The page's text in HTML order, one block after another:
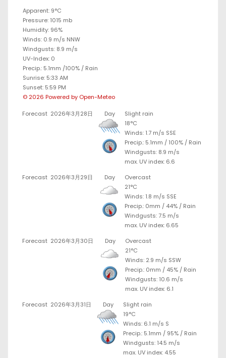
Apparent: 9°C
Pressure: 1015 mb
Humidity: 96%
Winds: 0.9 m/s NNW
Windgusts: 8.9 m/s
UV-Index: 0
Precip.: 5.1mm /100% / Rain
Sunrise: 5:33 AM
Sunset: 5:59 PM
© 2026 Powered by Open-Meteo
Forecast 2026年3月28日 Day
Slight rain
18°C
Winds: 1.7 m/s SSE
Precip.: 5.1mm / 100% / Rain
Windgusts: 8.9 m/s
max. UV index: 6.6
Forecast 2026年3月29日 Day
Overcast
21°C
Winds: 1.8 m/s SSE
Precip.: 0mm / 44% / Rain
Windgusts: 7.5 m/s
max. UV index: 6.65
Forecast 2026年3月30日 Day
Overcast
21°C
Winds: 2.9 m/s SSW
Precip.: 0mm / 45% / Rain
Windgusts: 10.6 m/s
max. UV index: 6.1
Forecast 2026年3月31日 Day
Slight rain
19°C
Winds: 6.1 m/s S
Precip.: 5.1mm / 95% / Rain
Windgusts: 14.5 m/s
max. UV index: 4.55